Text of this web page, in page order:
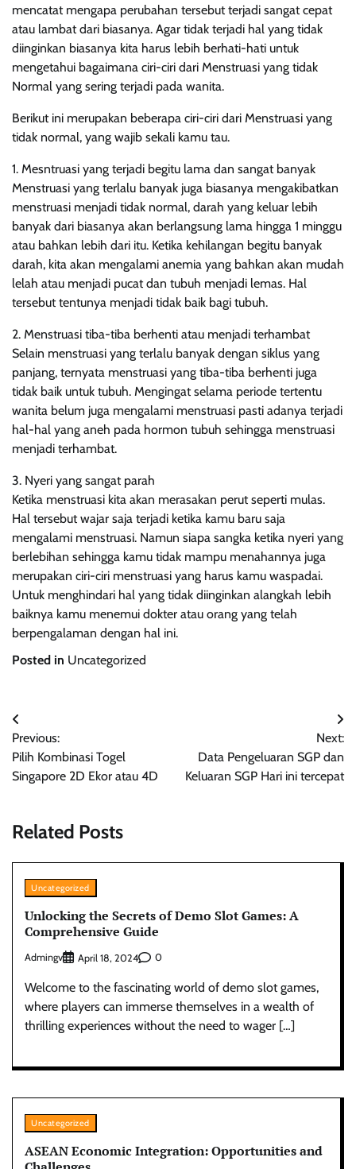
mencatat mengapa perubahan tersebut terjadi sangat cepat
atau lambat dari biasanya. Agar tidak terjadi hal yang tidak
diinginkan biasanya kita harus lebih berhati-hati untuk
mengetahui bagaimana ciri-ciri dari Menstruasi yang tidak
Normal yang sering terjadi pada wanita.
Berikut ini merupakan beberapa ciri-ciri dari Menstruasi yang
tidak normal, yang wajib sekali kamu tau.
1. Mesntruasi yang terjadi begitu lama dan sangat banyak
Menstruasi yang terlalu banyak juga biasanya mengakibatkan
menstruasi menjadi tidak normal, darah yang keluar lebih
banyak dari biasanya akan berlangsung lama hingga 1 minggu
atau bahkan lebih dari itu. Ketika kehilangan begitu banyak
darah, kita akan mengalami anemia yang bahkan akan mudah
lelah atau menjadi pucat dan tubuh menjadi lemas. Hal
tersebut tentunya menjadi tidak baik bagi tubuh.
2. Menstruasi tiba-tiba berhenti atau menjadi terhambat
Selain menstruasi yang terlalu banyak dengan siklus yang
panjang, ternyata menstruasi yang tiba-tiba berhenti juga
tidak baik untuk tubuh. Mengingat selama periode tertentu
wanita belum juga mengalami menstruasi pasti adanya terjadi
hal-hal yang aneh pada hormon tubuh sehingga menstruasi
menjadi terhambat.
3. Nyeri yang sangat parah
Ketika menstruasi kita akan merasakan perut seperti mulas.
Hal tersebut wajar saja terjadi ketika kamu baru saja
mengalami menstruasi. Namun siapa sangka ketika nyeri yang
berlebihan sehingga kamu tidak mampu menahannya juga
merupakan ciri-ciri menstruasi yang harus kamu waspadai.
Untuk menghindari hal yang tidak diinginkan alangkah lebih
baiknya kamu menemui dokter atau orang yang telah
berpengalaman dengan hal ini.
Posted in Uncategorized
Post
navigation
Previous:
Pilih Kombinasi Togel
Singapore 2D Ekor atau 4D
Next:
Data Pengeluaran SGP dan
Keluaran SGP Hari ini tercepat
Related Posts
Uncategorized
Unlocking the Secrets of Demo Slot Games: A
Comprehensive Guide
Admingv April 18, 2024 0
Welcome to the fascinating world of demo slot games,
where players can immerse themselves in a wealth of
thrilling experiences without the need to wager […]
Uncategorized
ASEAN Economic Integration: Opportunities and